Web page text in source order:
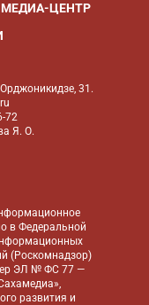
МЕДИА-ЦЕНТР
31.
72
Я. О.
в Федеральной
(Роскомнадзор)
ЭЛ № ФС 77 —
развития и